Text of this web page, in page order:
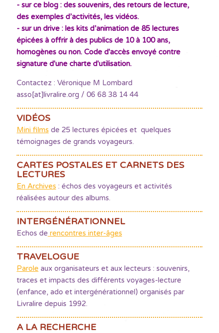
- sur ce blog : des souvenirs, des retours de lecture,
des exemples d’activités, les vidéos.
- sur un drive : les kits d’animation de 85 lectures
épicées à offrir à des publics de 10 à 100 ans,
homogènes ou non. Code d'accès envoyé contre
signature d'une charte d'utilisation.
Contactez : Véronique M Lombard
asso[at]livralire.org / 06 68 38 14 44
VIDÉOS
Mini films de 25 lectures épicées et quelques
témoignages de grands voyageurs.
CARTES POSTALES ET CARNETS DES
LECTURES
En Archives : échos des voyageurs et activités
réalisées autour des albums.
INTERGÉNÉRATIONNEL
Echos de rencontres inter-âges
TRAVELOGUE
Parole aux organisateurs et aux lecteurs : souvenirs,
traces et impacts des différents voyages-lecture
(enfance, ado et intergénérationnel) organisés par
Livralire depuis 1992.
A LA RECHERCHE